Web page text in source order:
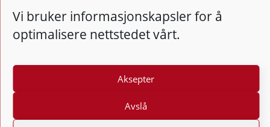
Vi bruker informasjonskapsler for å
optimalisere nettstedet vårt.
Aksepter
Avslå
E-mail: post@kt.no